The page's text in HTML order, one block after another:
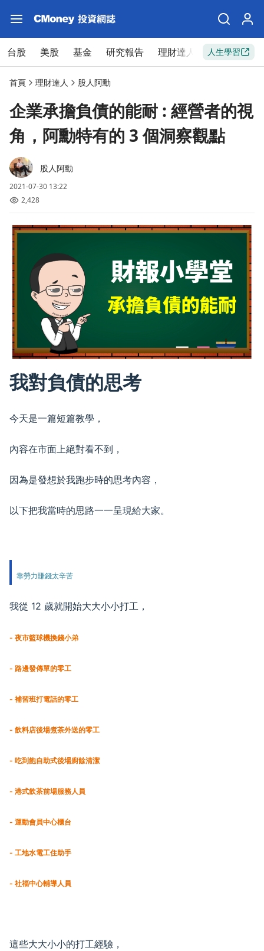
台股 美股 基金 研究報告 理財達人 新手入門
人生學習
首頁 理財達人 股人阿勳
企業承擔負債的能耐 : 經營者的視
角，阿勳特有的 3 個洞察觀點
股人阿勳
2021-07-30 13:22
2,428
我對負債的思考
今天是一篇短篇教學，
內容在市面上絕對看不到，
因為是發想於我跑步時的思考內容，
以下把我當時的思路一一呈現給大家。
靠勞力賺錢太辛苦
我從 12 歲就開始大大小小打工，
- 夜市籃球機換錢小弟
- 路邊發傳單的零工
- 補習班打電話的零工
- 飲料店後場煮茶外送的零工
- 吃到飽自助式後場廚餘清潔
- 港式飲茶前場服務人員
- 運動會員中心櫃台
- 工地水電工住助手
- 社福中心輔導人員
這些大大小小的打工經驗，